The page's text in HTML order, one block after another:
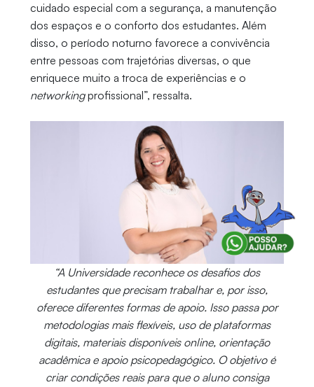
cuidado especial com a segurança, a manutenção
dos espaços e o conforto dos estudantes. Além
disso, o período noturno favorece a convivência
entre pessoas com trajetórias diversas, o que
enriquece muito a troca de experiências e o
networkingprofissional”, ressalta.
“A Universidade reconhece os desafios dos
estudantes que precisam trabalhar e, por isso,
oferece diferentes formas de apoio. Isso passa por
metodologias mais flexíveis, uso de plataformas
digitais, materiais disponíveis online, orientação
acadêmica e apoio psicopedagógico. O objetivo é
criar condições reais para que o aluno consiga